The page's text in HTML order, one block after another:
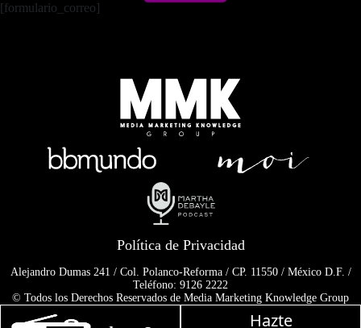
Hazte
[formulario_correo]
Política de Privacidad
Alejandro Dumas 241 / Col. Polanco-Reforma / CP. 11550 / México D.F. /
Teléfono: 9126 2222
© Todos los Derechos Reservados de Media Marketing Knowledge Group
Prohibida la reproducción total o parcial, incluyendo cualquier medio